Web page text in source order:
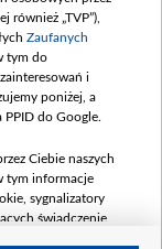
również „TVP”),
Zaufanych
tym do
i
poniżej, a
PPID do Google.
Ciebie naszych
tym informacje
sygnalizatory
świadczenie